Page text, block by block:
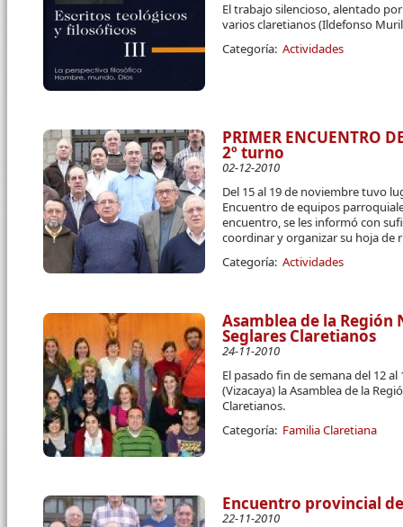
El trabajo silencioso, alentado
varios claretianos (Ildefonso
Categoría: Actividades
PRIMER ENCUENTRO
2º turno
02-12-2010
Del 15 al 19 de noviembre tuvo
Encuentro de equipos
encuentro, se les informó con
coordinar y organizar su hoja de
Categoría: Actividades
Asamblea de la
Seglares Claretianos
24-11-2010
El pasado fin de semana del 12
(Vizacaya) la Asamblea de la
Claretianos.
Categoría: Familia Claretiana
Encuentro provincial
22-11-2010